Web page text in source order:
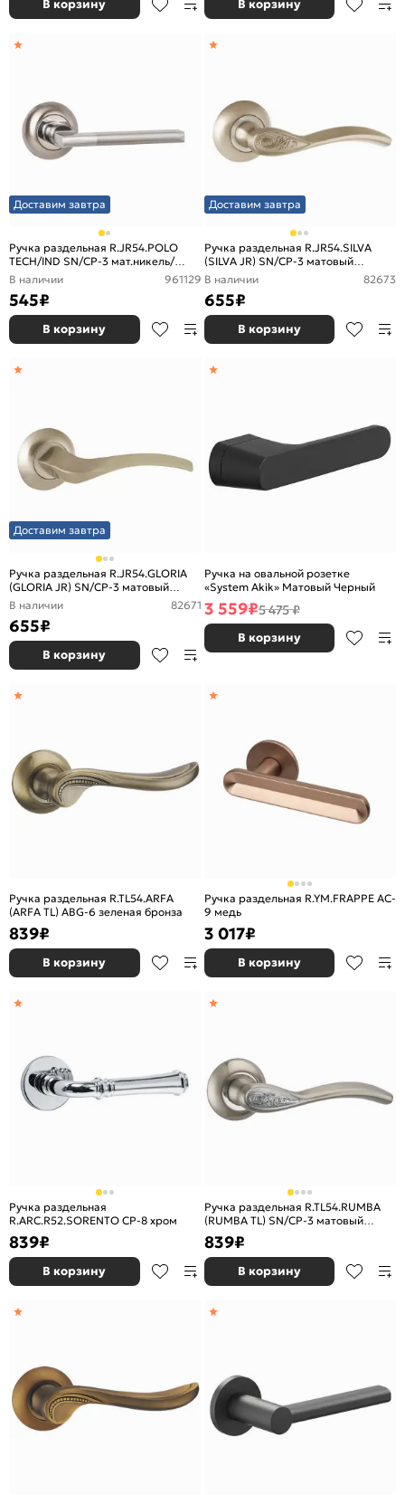
В корзину В корзину
Доставим завтра
Ручка раздельная R.JR54.POLO
TECH/IND SN/CP-3 мат.никель/
хром (белая коробка)
В наличии 961129
545₽
В корзину
Доставим завтра
Ручка раздельная R.JR54.SILVA
(SILVA JR) SN/CP-3 матовый
никель/хром
В наличии 82673
655₽
В корзину
Доставим завтра
Ручка раздельная R.JR54.GLORIA
(GLORIA JR) SN/CP-3 матовый
никель/хром
В наличии 82671
655₽
В корзину
Ручка на овальной розетке
«System Akik» Матовый Черный
3 559₽5 475 ₽
В корзину
Ручка раздельная R.TL54.ARFA
(ARFA TL) ABG-6 зеленая бронза
839₽
В корзину
Ручка раздельная R.YM.FRAPPE AC-
9 медь
3 017₽
В корзину
Ручка раздельная
R.ARC.R52.SORENTO CP-8 хром
839₽
В корзину
Ручка раздельная R.TL54.RUMBA
(RUMBA TL) SN/CP-3 матовый
никель/хром
839₽
В корзину